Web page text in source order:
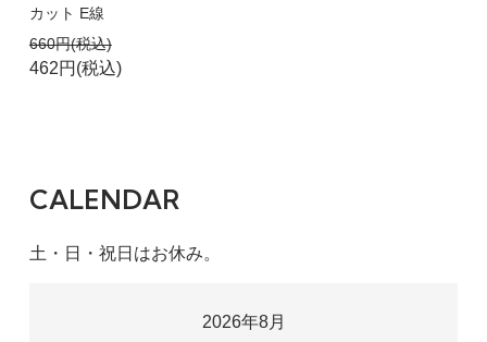
カット E線
660円(税込)
462円(税込)
CALENDAR
土・日・祝日はお休み。
2026年8月